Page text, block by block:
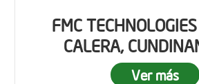
FMC
CALERA,
Ver más